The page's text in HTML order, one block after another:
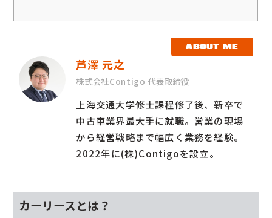
ABOUT ME
芦澤 元之
株式会社Contigo 代表取締役
上海交通大学修士課程修了後、新卒で
中古車業界最大手に就職。営業の現場
から経営戦略まで幅広く業務を経験。
2022年に(株)Contigoを設立。
カーリースとは？